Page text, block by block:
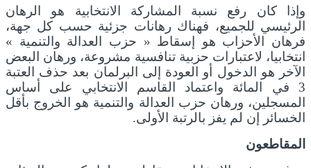
وإذا كان رفع نسبة المشاركة الانتخابية هو الرهان
الرئيسي للجميع، فهناك رهانات جزئية حسب كل جهة،
فرهان الأحزاب هو إسقاط « حزب العدالة والتنمية »
انتخابيا، لاعتبارات حزبية تنافسية مشروعة، ورهان البعض
الآخر هو الدخول أو العودة إلى البرلمان بعد حذف العتبة
3 في المائة واعتماد القاسم الانتخابي على أساس
المسجلين، ورهان حزب العدالة والتنمية هو الخروج بأقل
الخسائر إن لم يفز بالرتبة الأولى.
المقاطعون